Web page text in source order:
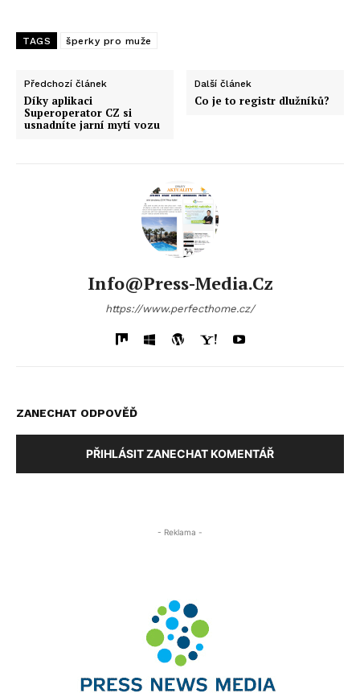
TAGS šperky pro muže
Předchozí článek
Díky aplikaci
Superoperator CZ si
usnadníte jarní mytí vozu
Další článek
Co je to registr dlužníků?
Info@press-Media.cz
https://www.perfecthome.cz/
ZANECHAT ODPOVĚĎ
PŘIHLÁSIT ZANECHAT KOMENTÁŘ
- Reklama -